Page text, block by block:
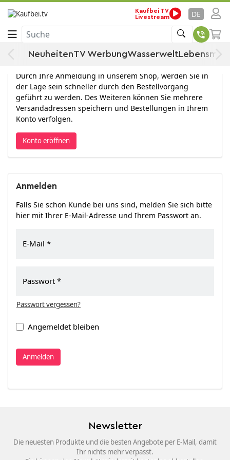
Kaufbei TV
Livestream
DE
Suche
NeuheitenTV WerbungWasserwelt
Anmelden
Konto eröffnen
Durch Ihre Anmeldung in unserem Shop, werden Sie in
der Lage sein schneller durch den Bestellvorgang
geführt zu werden. Des Weiteren können Sie mehrere
Versandadressen speichern und Bestellungen in Ihrem
Konto verfolgen.
Konto eröffnen
Anmelden
Falls Sie schon Kunde bei uns sind, melden Sie sich bitte
hier mit Ihrer E-Mail-Adresse und Ihrem Passwort an.
E-Mail
Passwort
Passwort vergessen?
Angemeldet bleiben
Anmelden
Newsletter
Die neuesten Produkte und die besten Angebote per E-Mail, damit
Ihr nichts mehr verpasst.